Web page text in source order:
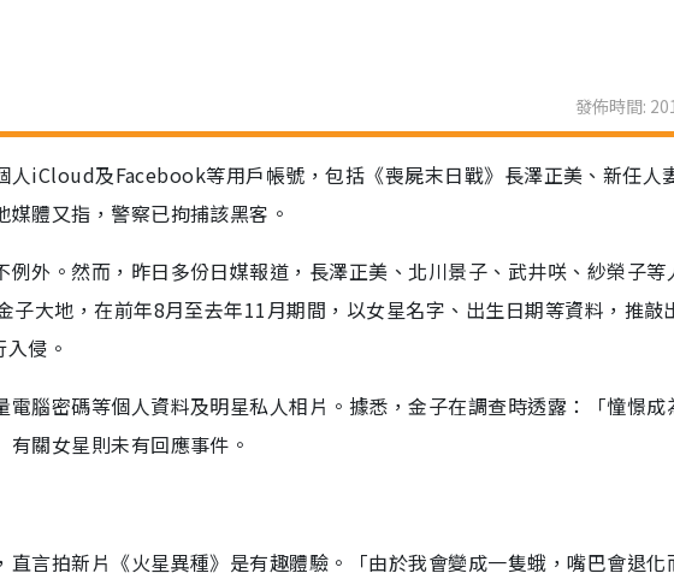
發佈時間:
人iCloud及Facebook等用戶帳號，包括《喪屍末日戰》長澤正美、新任人
體又指，警察已拘捕該黑客。
外。然而，昨日多份日媒報道，長澤正美、北川景子、武井咲、紗榮子等
子大地，在前年8月至去年11月期間，以女星名字、出生日期等資料，推敲
侵。
腦密碼等個人資料及明星私人相片。據悉，金子在調查時透露：「憧憬成
關女星則未有回應事件。
言拍新片《火星異種》是有趣體驗。「由於我會變成一隻蛾，嘴巴會退化